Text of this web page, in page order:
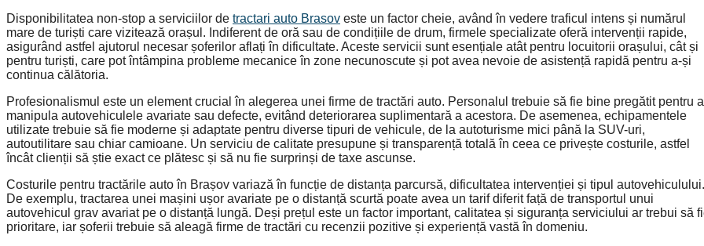
Disponibilitatea non-stop a serviciilor de tractari auto Brasov este un factor cheie, având în vedere traficul intens și numărul
mare de turiști care vizitează orașul. Indiferent de oră sau de condițiile de drum, firmele specializate oferă intervenții rapide,
asigurând astfel ajutorul necesar șoferilor aflați în dificultate. Aceste servicii sunt esențiale atât pentru locuitorii orașului, cât și
pentru turiști, care pot întâmpina probleme mecanice în zone necunoscute și pot avea nevoie de asistență rapidă pentru a-și
continua călătoria.
Profesionalismul este un element crucial în alegerea unei firme de tractări auto. Personalul trebuie să fie bine pregătit pentru a
manipula autovehiculele avariate sau defecte, evitând deteriorarea suplimentară a acestora. De asemenea, echipamentele
utilizate trebuie să fie moderne și adaptate pentru diverse tipuri de vehicule, de la autoturisme mici până la SUV-uri,
autoutilitare sau chiar camioane. Un serviciu de calitate presupune și transparență totală în ceea ce privește costurile, astfel
încât clienții să știe exact ce plătesc și să nu fie surprinși de taxe ascunse.
Costurile pentru tractările auto în Brașov variază în funcție de distanța parcursă, dificultatea intervenției și tipul autovehiculului.
De exemplu, tractarea unei mașini ușor avariate pe o distanță scurtă poate avea un tarif diferit față de transportul unui
autovehicul grav avariat pe o distanță lungă. Deși prețul este un factor important, calitatea și siguranța serviciului ar trebui să
prioritare, iar șoferii trebuie să aleagă firme de tractări cu recenzii pozitive și experiență vastă în domeniu.